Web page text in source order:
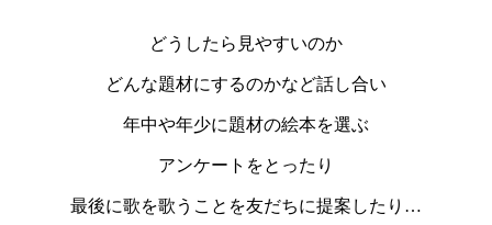
どうしたら見やすいのか
どんな題材にするのかなど話し合い
年中や年少に題材の絵本を選ぶ
アンケートをとったり
最後に歌を歌うことを友だちに提案したり…